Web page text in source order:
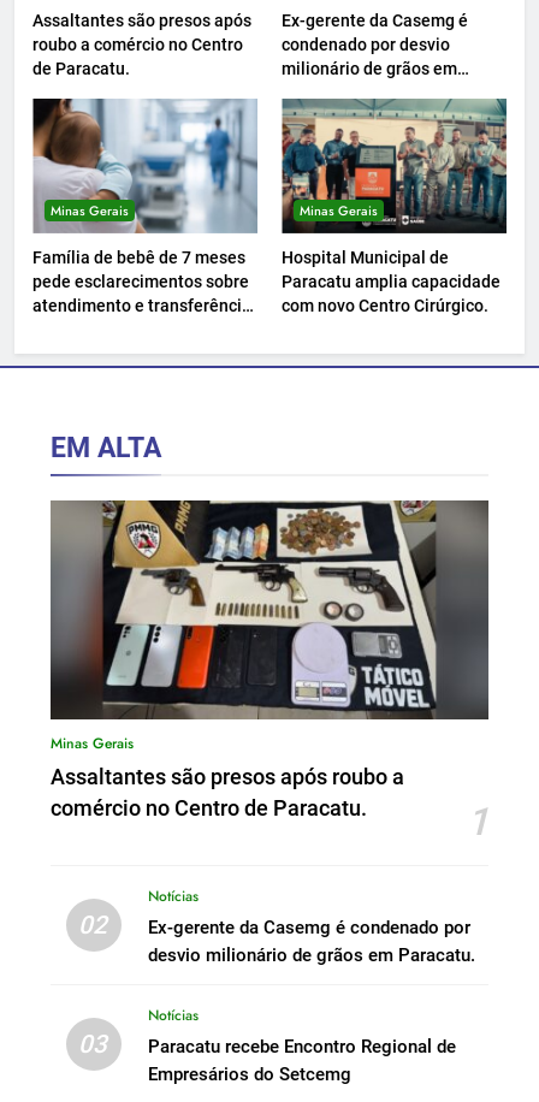
Assaltantes são presos após
roubo a comércio no Centro
de Paracatu.
Ex-gerente da Casemg é
condenado por desvio
milionário de grãos em
Minas Gerais
Família de bebê de 7 meses
pede esclarecimentos sobre
atendimento e transferência
Minas Gerais
Hospital Municipal de
Paracatu amplia capacidade
com novo Centro Cirúrgico.
EM ALTA
Minas Gerais
Assaltantes são presos após roubo a
comércio no Centro de Paracatu.
1
02
Notícias
Ex-gerente da Casemg é condenado por
desvio milionário de grãos em Paracatu.
03
Notícias
Paracatu recebe Encontro Regional de
Empresários do Setcemg